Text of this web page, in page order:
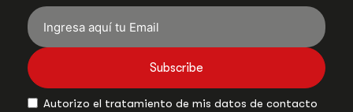
Subscribe
Autorizo el tratamiento de mis datos de contacto